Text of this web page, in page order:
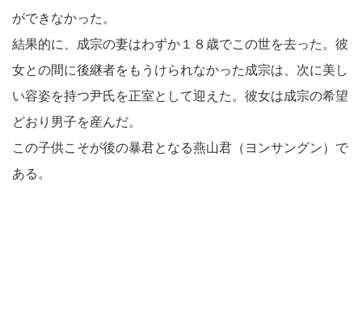
ができなかった。
結果的に、成宗の妻はわずか１８歳でこの世を去った。彼
女との間に後継者をもうけられなかった成宗は、次に美し
い容姿を持つ尹氏を正室として迎えた。彼女は成宗の希望
どおり男子を産んだ。
この子供こそが後の暴君となる燕山君（ヨンサングン）で
ある。